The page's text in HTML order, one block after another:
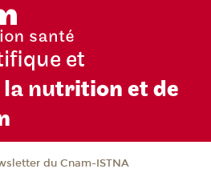
et
nutrition et de
du Cnam-ISTNA